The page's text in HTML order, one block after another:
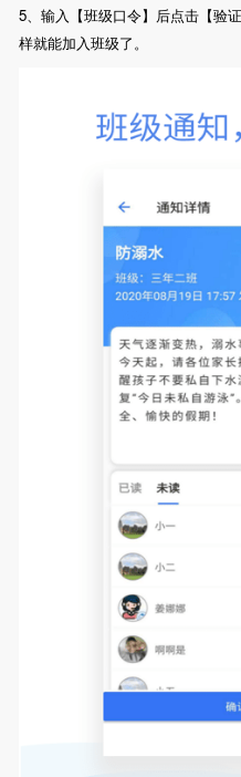
5、输入【班级口令】后点击【验
样就能加入班级了。